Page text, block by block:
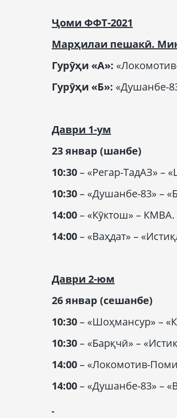
Ҷоми ФФТ-2021
Марҳилаи пешакӣ.
Гурӯҳи «А»:
Гурӯҳи «Б»: «Душанбе-
Даври 1-ум
23 январ (шанбе)
10:30– «Регар-ТадАЗ» –
10:30– «Душанбе-83» –
14:00– «Кӯктош» –
14:00– «Ваҳдат» –
Даври 2-юм
26 январ (сешанбе)
10:30– «Шоҳмансур» –
10:30– «Барқчӣ» –
14:00– «Локомотив-
14:00– «Душанбе-83» –